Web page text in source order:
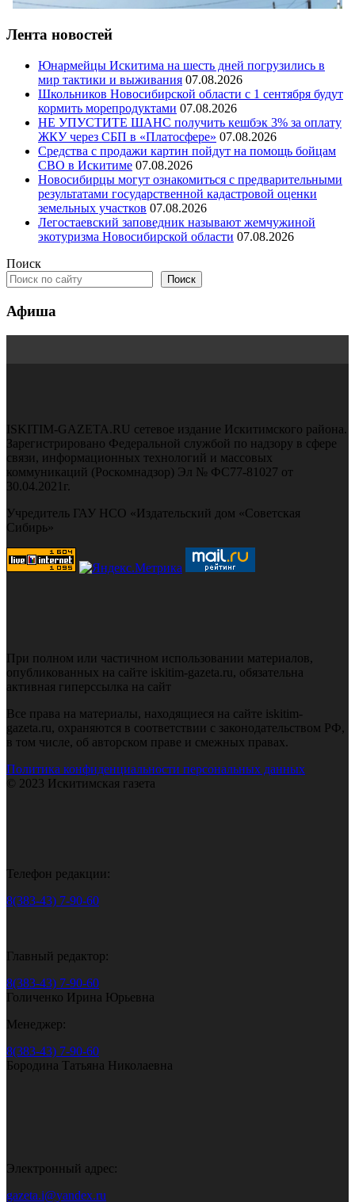
Лента новостей
Юнармейцы Искитима на шесть дней погрузились в
мир тактики и выживания 07.08.2026
Школьников Новосибирской области с 1 сентября будут
кормить морепродуктами 07.08.2026
НЕ УПУСТИТЕ ШАНС получить кешбэк 3% за оплату
ЖКУ через СБП в «Платосфере» 07.08.2026
Средства с продажи картин пойдут на помощь бойцам
СВО в Искитиме 07.08.2026
Новосибирцы могут ознакомиться с предварительными
результатами государственной кадастровой оценки
земельных участков 07.08.2026
Легостаевский заповедник называют жемчужиной
экотуризма Новосибирской области 07.08.2026
Поиск
Поиск
Афиша
ISKITIM-GAZETA.RU сетевое издание Искитимского района.
Зарегистрировано Федеральной службой по надзору в сфере
связи, информационных технологий и массовых
коммуникаций (Роскомнадзор) Эл № ФС77-81027 от
30.04.2021г.
Учредитель ГАУ НСО «Издательский дом «Советская
Сибирь»
При полном или частичном использовании материалов,
опубликованных на сайте iskitim-gazeta.ru, обязательна
активная гиперссылка на сайт
Все права на материалы, находящиеся на сайте iskitim-
gazeta.ru, охраняются в соответствии с законодательством РФ,
в том числе, об авторском праве и смежных правах.
Политика конфиденциальности персональных данных
© 2023 Искитимская газета
Телефон редакции:
8(383-43) 7-90-60
Главный редактор:
8(383-43) 7-90-60
Голиченко Ирина Юрьевна
Менеджер:
8(383-43) 7-90-60
Бородина Татьяна Николаевна
Электронный адрес:
gazeta.i@yandex.ru